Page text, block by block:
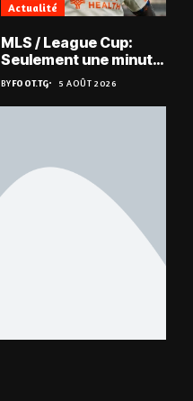
Actualité
MLS / League Cup:
Seulement une minute
de jeu pour Kévin
Denkey
BYFOOT.TG 5 AOÛT 2026